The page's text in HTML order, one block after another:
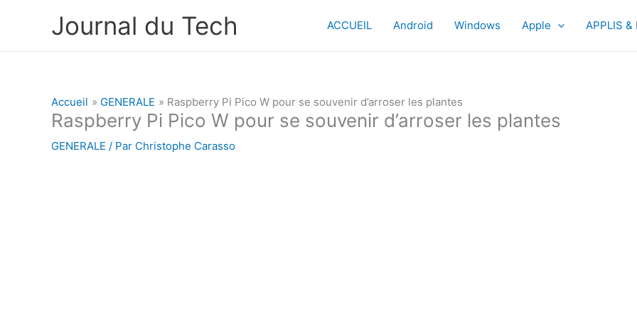
Journal du Tech ACCUEIL Android Windows Apple APPLIS &
Accueil GENERALE Raspberry Pi Pico W pour se souvenir d’arroser les plantes
Raspberry Pi Pico W pour se souvenir d’arroser les plantes
GENERALE / Par Christophe Carasso